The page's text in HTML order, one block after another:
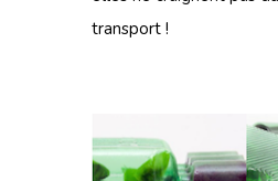
transport !